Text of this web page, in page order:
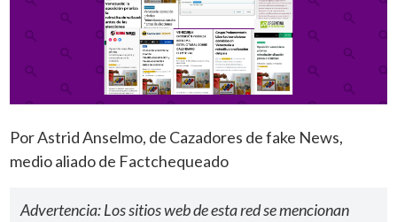
Por Astrid Anselmo, de Cazadores de fake News,
medio aliado de Factchequeado
Advertencia: Los sitios web de esta red se mencionan